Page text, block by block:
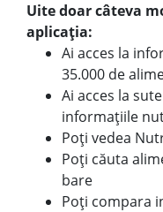
Uite doar câteva
aplicația:
Ai acces la
35.000 de
Ai acces la
informațiile
Poți vedea
Poți căuta
bare
Poți compara